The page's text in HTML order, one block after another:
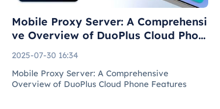
Mobile Proxy Server: A Comprehensi
ve Overview of DuoPlus Cloud Phon
2025-07-30 16:34
Mobile Proxy Server: A Comprehensive
Overview of DuoPlus Cloud Phone Features